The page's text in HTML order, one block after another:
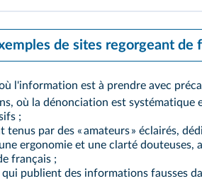
de sites regorgeant de
l'information est à prendre avec
où la dénonciation est systématique
;
tenus par des « amateurs » éclairés,
ergonomie et une clarté douteuses,
français ;
qui publient des informations fausses